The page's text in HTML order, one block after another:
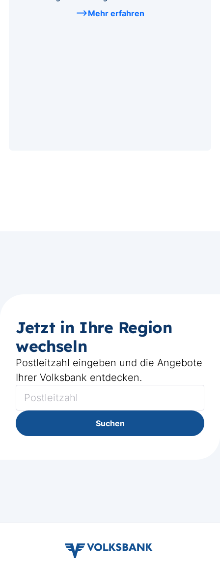
Jetzt in Ihre Region
wechseln
Postleitzahl eingeben und die Angebote
Ihrer Volksbank entdecken.
Suchen
volksbank